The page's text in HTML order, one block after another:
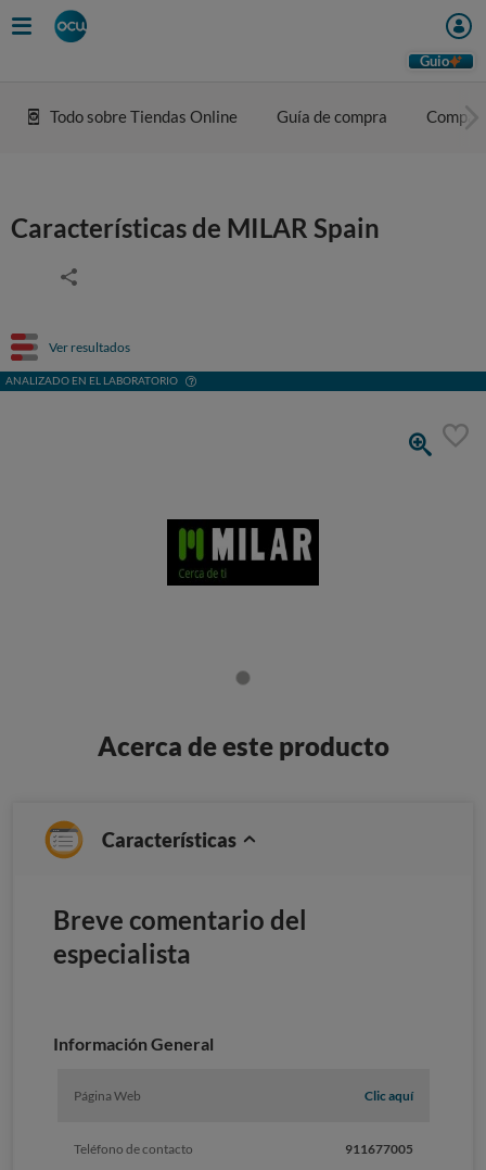
Guio
Todo sobre Tiendas Online Guía de compra
Características de MILAR Spain
Ver resultados
ANALIZADO EN EL LABORATORIO
Acerca de este producto
Características
Breve comentario del
especialista
Información General
Página Web Clic aquí
Teléfono de contacto 911677005